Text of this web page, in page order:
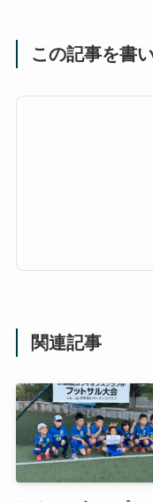
この記事を書
関連記事